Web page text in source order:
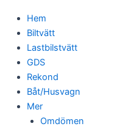
Hem
Biltvätt
Lastbilstvätt
GDS
Rekond
Båt/Husvagn
Mer
Omdömen